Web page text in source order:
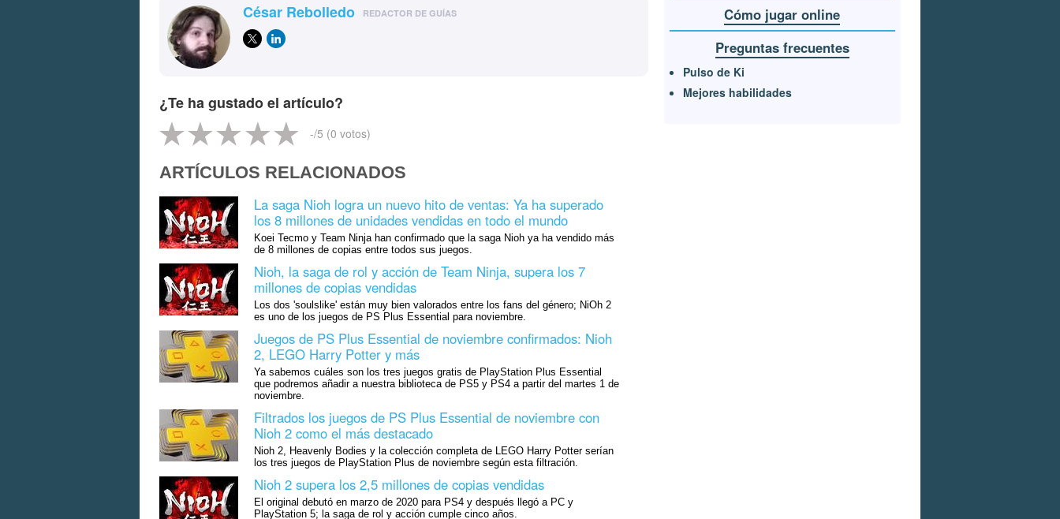
César Rebolledo REDACTOR DE GUÍAS
¿Te ha gustado el artículo?
-/5 (0 votos)
ARTÍCULOS RELACIONADOS
La saga Nioh logra un nuevo hito de ventas: Ya ha superado
los 8 millones de unidades vendidas en todo el mundo
Koei Tecmo y Team Ninja han confirmado que la saga Nioh ya ha vendido más
de 8 millones de copias entre todos sus juegos.
Nioh, la saga de rol y acción de Team Ninja, supera los 7
millones de copias vendidas
Los dos 'soulslike' están muy bien valorados entre los fans del género; NiOh 2
es uno de los juegos de PS Plus Essential para noviembre.
Juegos de PS Plus Essential de noviembre confirmados: Nioh
2, LEGO Harry Potter y más
Ya sabemos cuáles son los tres juegos gratis de PlayStation Plus Essential
que podremos añadir a nuestra biblioteca de PS5 y PS4 a partir del martes 1 de
noviembre.
Filtrados los juegos de PS Plus Essential de noviembre con
Nioh 2 como el más destacado
Nioh 2, Heavenly Bodies y la colección completa de LEGO Harry Potter serían
los tres juegos de PlayStation Plus de noviembre según esta filtración.
Nioh 2 supera los 2,5 millones de copias vendidas
El original debutó en marzo de 2020 para PS4 y después llegó a PC y
PlayStation 5; la saga de rol y acción cumple cinco años.
Cómo jugar online
Preguntas frecuentes
Pulso de Ki
Mejores habilidades